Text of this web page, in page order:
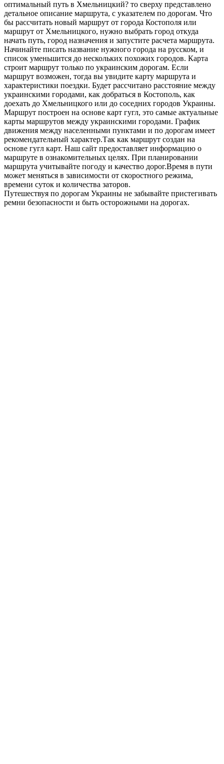
оптимальный путь в Хмельницкий? то сверху представлено
детальное описание маршрута, с указателем по дорогам. Что
бы рассчитать новый маршрут от города Костополя или
маршрут от Хмельницкого, нужно выбрать город откуда
начать путь, город назначения и запустите расчета маршрута.
Начинайте писать название нужного города на русском, и
список уменьшится до нескольких похожих городов. Карта
строит маршрут только по украинским дорогам. Если
маршрут возможен, тогда вы увидите карту маршрута и
характеристики поездки. Будет рассчитано расстояние между
украинскими городами, как добраться в Костополь, как
доехать до Хмельницкого или до соседних городов Украины.
Маршрут построен на основе карт гугл, это самые актуальные
карты маршрутов между украинскими городами. График
движения между населенными пунктами и по дорогам имеет
рекомендательный характер.Так как маршрут создан на
основе гугл карт. Наш сайт предоставляет информацию о
маршруте в ознакомительных целях. При планировании
маршрута учитывайте погоду и качество дорог.Время в пути
может меняться в зависимости от скоростного режима,
времени суток и количества заторов.
Путешествуя по дорогам Украины не забывайте пристегивать
ремни безопасности и быть осторожными на дорогах.